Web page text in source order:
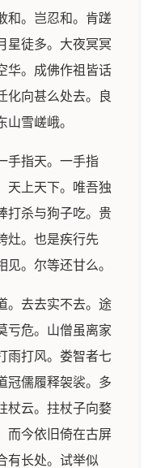
和。岂忍和。肯蹉
星徒多。大夜冥冥
华。成佛作祖皆话
化向甚么处去。良
雪嵯峨。
手指天。一手指
天上天下。唯吾独
打杀与狗子吃。贵
灶。也是疾行先
。尔等还甘么。
。去去实不去。途
亏危。山僧虽离家
雨打风。娄智者七
冠儒履释袈裟。多
杖云。拄杖子向婺
而今依旧倚在古屏
有长处。试举似